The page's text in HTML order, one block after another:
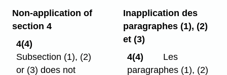
Non-application of
section 4
4(4)
Subsection (1), (2)
or (3) does not
Inapplication des
paragraphes (1), (2)
et (3)
4(4)
Les
paragraphes (1), (2)